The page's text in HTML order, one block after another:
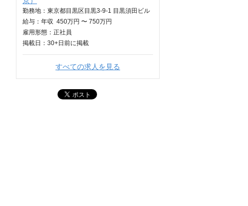
勤務地：東京都目黒区目黒3-9-1 目黒須田ビル
給与： 年収 450万円 〜 750万円
雇用形態：正社員
掲載日： 30+日 前に掲載
すべての求人を見る